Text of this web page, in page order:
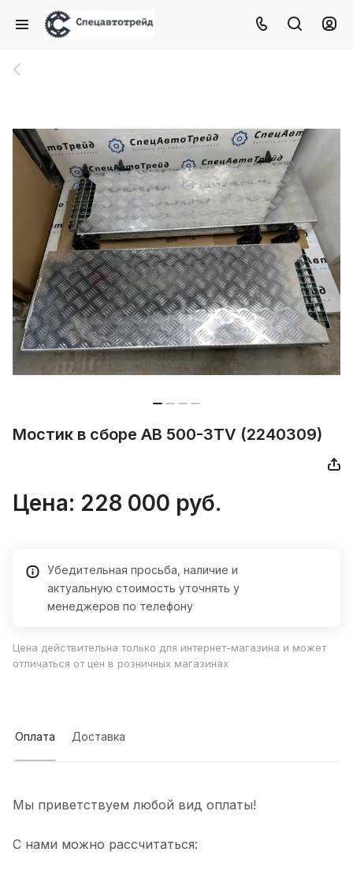
Мостик в сборе AB 500-3TV (2240309)
Цена: 228 000 руб.
Убедительная просьба, наличие и
актуальную стоимость уточнять у
менеджеров по телефону
Цена действительна только для интернет-магазина и может
отличаться от цен в розничных магазинах
Оплата Доставка
Мы приветствуем любой вид оплаты!
С нами можно рассчитаться: